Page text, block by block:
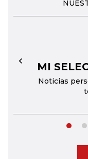
MI
Noticias
←